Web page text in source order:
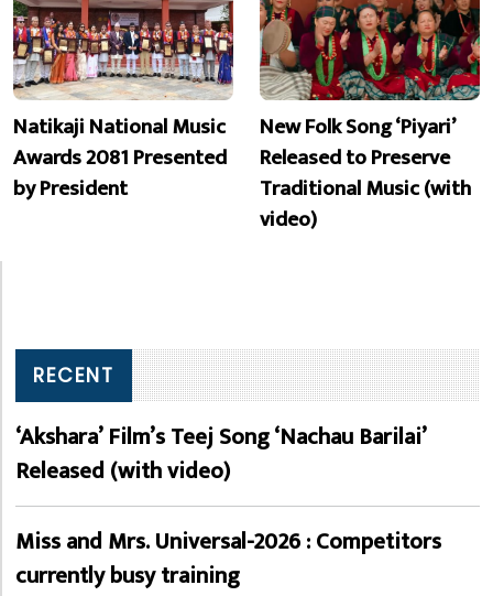
Natikaji National Music
Awards 2081 Presented
by President
New Folk Song ‘Piyari’
Released to Preserve
Traditional Music (with
video)
RECENT
‘Akshara’ Film’s Teej Song ‘Nachau Barilai’
Released (with video)
Miss and Mrs. Universal-2026 : Competitors
currently busy training